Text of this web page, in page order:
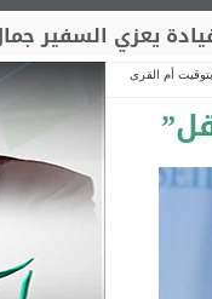
جمال السلال
بتوقيت أم القرى